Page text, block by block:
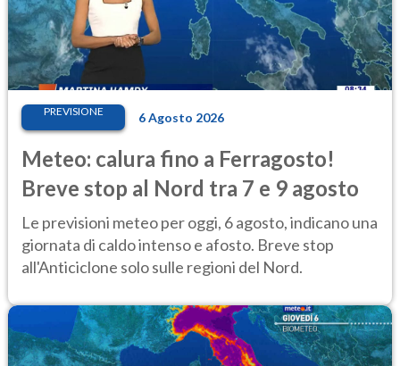
PREVISIONE 6 Agosto 2026
Meteo: calura fino a Ferragosto!
Breve stop al Nord tra 7 e 9 agosto
Le previsioni meteo per oggi, 6 agosto, indicano una
giornata di caldo intenso e afosto. Breve stop
all'Anticiclone solo sulle regioni del Nord.